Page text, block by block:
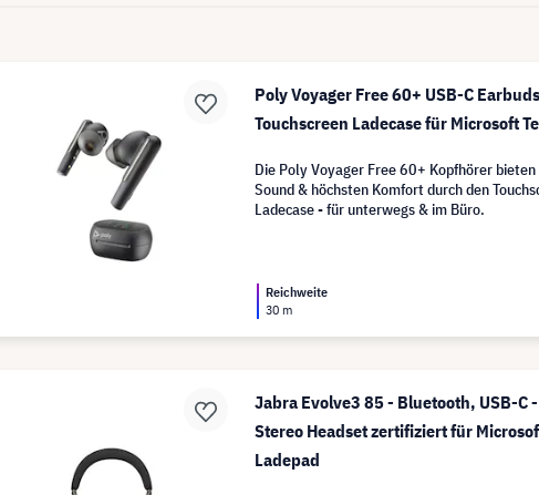
Poly Voyager Free 60+ USB-C
Touchscreen Ladecase für Microsoft
Die Poly Voyager Free 60+ Kopfhörer
Sound & höchsten Komfort durch den
Ladecase - für unterwegs & im Büro.
Reichweite
30 m
Jabra Evolve3 85 - Bluetooth, USB-C
Stereo Headset zertifiziert für
Ladepad